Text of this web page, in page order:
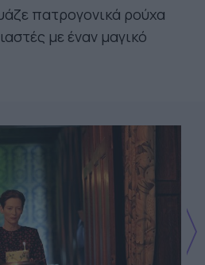
πατρογονικά ρούχα
με έναν μαγικό